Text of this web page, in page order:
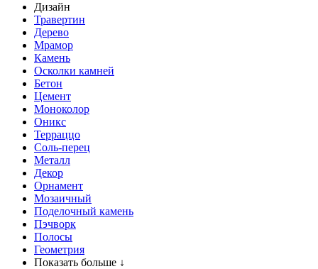
Дизайн
Травертин
Дерево
Мрамор
Камень
Осколки камней
Бетон
Цемент
Моноколор
Оникс
Терраццо
Соль-перец
Металл
Декор
Орнамент
Мозаичный
Поделочный камень
Пэчворк
Полосы
Геометрия
Показать больше ↓